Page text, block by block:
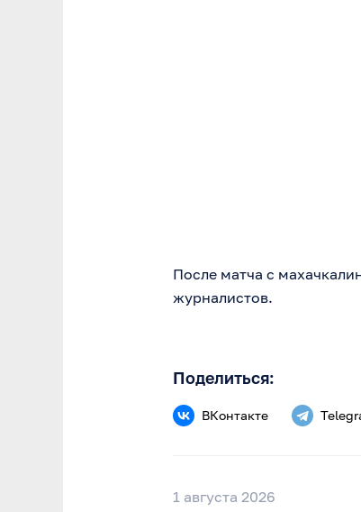
После матча с
журналистов.
Поделиться:
ВКонтакте
1 августа 2026